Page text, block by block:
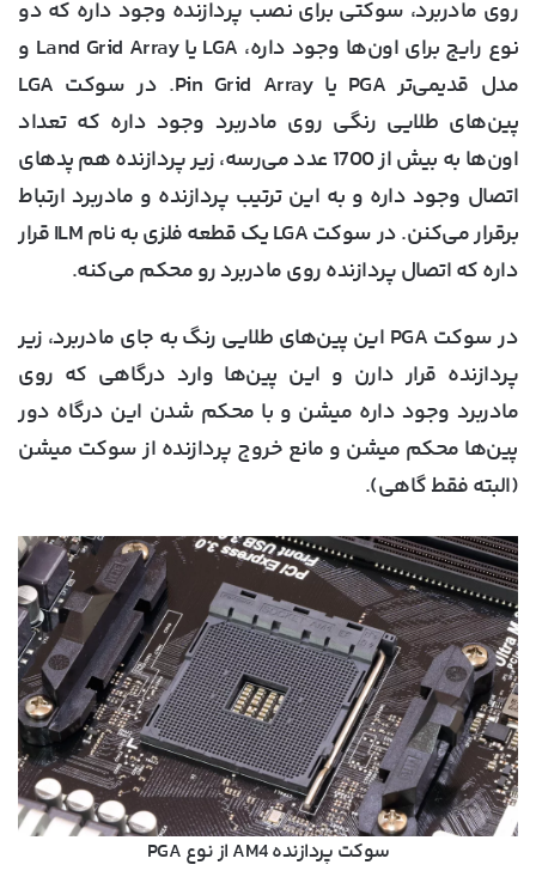
روی مادربرد، سوکتی برای نصب پردازنده وجود داره که دو
نوع رایج برای اون‌ها وجود داره، LGA یا Land Grid Array و
مدل قدیمی‌تر PGA یا Pin Grid Array. در سوکت LGA
پین‌های طلایی رنگی روی مادربرد وجود داره که تعداد
اون‌ها به بیش از 1700 عدد می‌رسه، زیر پردازنده هم پدهای
اتصال وجود داره و به این ترتیب پردازنده و مادربرد ارتباط
برقرار می‌کنن. در سوکت LGA یک قطعه فلزی به نام ILM قرار
داره که اتصال پردازنده روی مادربرد رو محکم می‌کنه.
در سوکت PGA این پین‌های طلایی رنگ به جای مادربرد، زیر
پردازنده قرار دارن و این پین‌ها وارد درگاهی که روی
مادربرد وجود داره میشن و با محکم شدن این درگاه دور
پین‌ها محکم میشن و مانع خروج پردازنده از سوکت میشن
(البته فقط گاهی).
سوکت پردازنده AM4 از نوع PGA